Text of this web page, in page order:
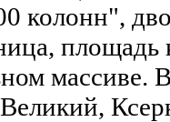
колонн",
площадь